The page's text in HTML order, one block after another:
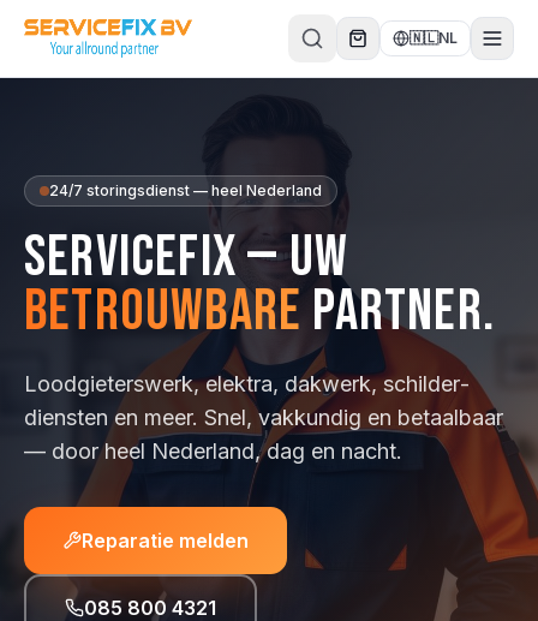
Direct naar inhoud
🇳🇱NL
24/7 storingsdienst — heel Nederland
ServiceFix — uw
betrouwbarepartner.
Loodgieterswerk, elektra, dakwerk, schilder­
diensten en meer. Snel, vakkundig en betaalbaar
— door heel Nederland, dag en nacht.
Reparatie melden
085 800 4321